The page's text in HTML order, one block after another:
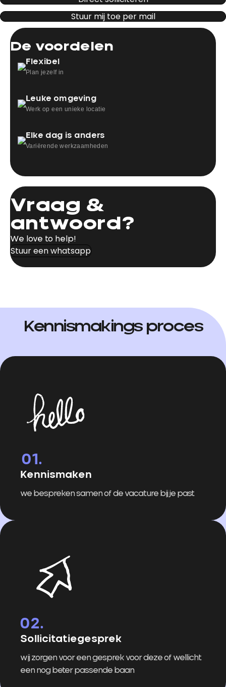
Stuur mij toe per mail
De voordelen
Flexibel
Plan jezelf in
Leuke omgeving
Werk op een unieke locatie
Elke dag is anders
Variërende werkzaamheden
Vraag &
antwoord?
We love to help!
Stuur een whatsapp
Kennismakings proces
Kennismaken
we bespreken samen of de vacature bij je past
Sollicitatiegesprek
wij zorgen voor een gesprek voor deze of wellicht
een nog beter passende baan